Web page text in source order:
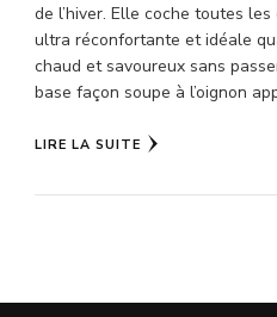
de l’hiver. Elle coche toutes
ultra réconfortante et idéale
chaud et savoureux sans
base façon soupe à l’oignon
LIRE LA SUITE